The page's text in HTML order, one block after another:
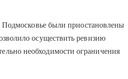
Подмосковье были приостановлены
осуществить ревизию
необходимости ограничения